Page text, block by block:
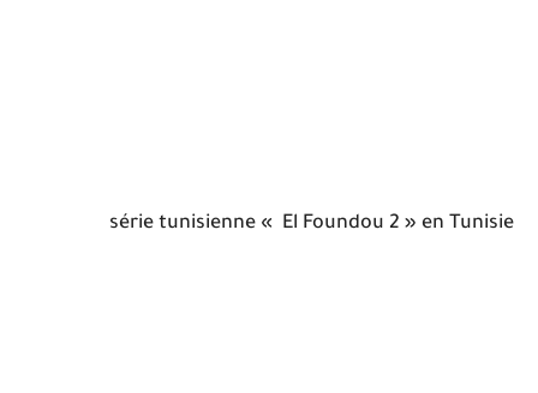
série tunisienne « El Foundou 2 » en Tunisie